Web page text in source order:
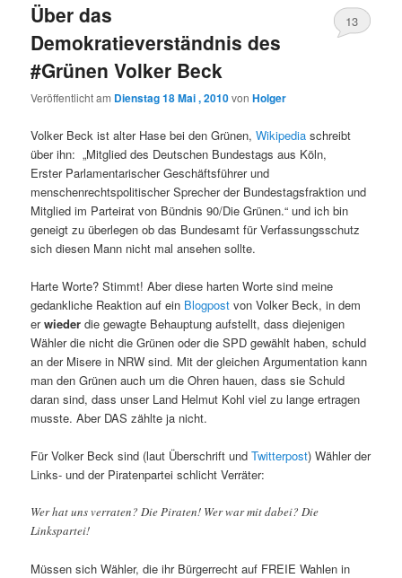
Über das
Demokratieverständnis des
#Grünen Volker Beck
Veröffentlicht am Dienstag 18 Mai , 2010vonHolger
13
Volker Beck ist alter Hase bei den Grünen,Wikipedia schreibt
über ihn: „Mitglied des Deutschen Bundestags aus Köln,
Erster Parlamentarischer Geschäftsführer und
menschenrechtspolitischer Sprecher der Bundestagsfraktion und
Mitglied im Parteirat von Bündnis 90/Die Grünen.“ und ich bin
geneigt zu überlegen ob das Bundesamt für Verfassungsschutz
sich diesen Mann nicht mal ansehen sollte.
Harte Worte? Stimmt! Aber diese harten Worte sind meine
gedankliche Reaktion auf ein Blogpost von Volker Beck, in dem
erwieder die gewagte Behauptung aufstellt, dass diejenigen
Wähler die nicht die Grünen oder die SPD gewählt haben, schuld
an der Misere in NRW sind. Mit der gleichen Argumentation kann
man den Grünen auch um die Ohren hauen, dass sie Schuld
daran sind, dass unser Land Helmut Kohl viel zu lange ertragen
musste. Aber DAS zählte ja nicht.
Für Volker Beck sind (laut Überschrift undTwitterpost) Wähler der
Links- und der Piratenpartei schlicht Verräter:
Wer hat uns verraten? Die Piraten! Wer war mit dabei? Die
Linkspartei!
Müssen sich Wähler, die ihr Bürgerrecht auf FREIE Wahlen in